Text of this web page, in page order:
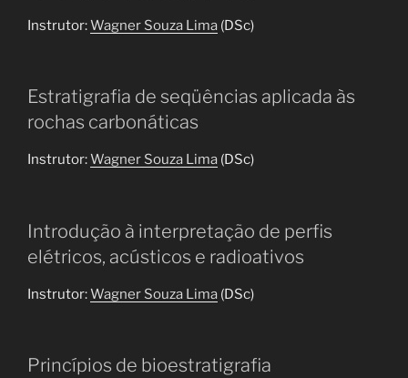
Instrutor:Wagner Souza Lima (DSc)
Estratigrafia de seqüências aplicada às
rochas carbonáticas
Instrutor:Wagner Souza Lima (DSc)
Introdução à interpretação de perfis
elétricos, acústicos e radioativos
Instrutor:Wagner Souza Lima (DSc)
Princípios de bioestratigrafia